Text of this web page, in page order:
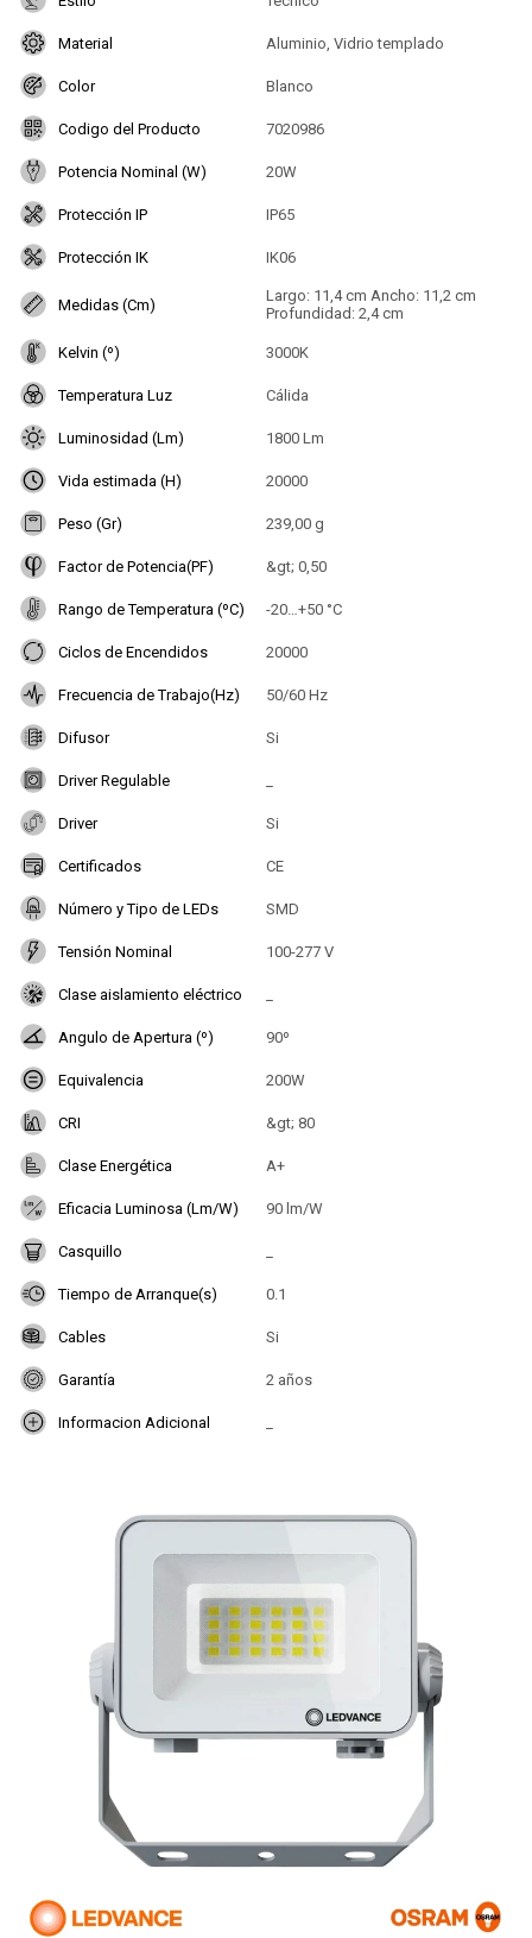
Material Aluminio, Vidrio templado
Color Blanco
Codigo del Producto 7020986
Potencia Nominal (W) 20W
Protección IP IP65
Protección IK IK06
Medidas (Cm)
Largo: 11,4 cm Ancho: 11,2 cm
Profundidad: 2,4 cm
Kelvin (º) 3000K
Temperatura Luz Cálida
Luminosidad (Lm) 1800 Lm
Vida estimada (H) 20000
Peso (Gr) 239,00 g
Factor de Potencia(PF) &gt; 0,50
Rango de Temperatura (ºC) -20…+50 °C
Ciclos de Encendidos 20000
Frecuencia de Trabajo(Hz) 50/60 Hz
Difusor Si
Driver Regulable
Driver Si
Certificados CE
Número y Tipo de LEDs SMD
Tensión Nominal 100-277 V
Clase aislamiento eléctrico
Angulo de Apertura (º) 90º
Equivalencia 200W
CRI &gt; 80
Clase Energética A+
Eficacia Luminosa (Lm/W) 90 lm/W
Casquillo
Tiempo de Arranque(s) 0.1
Cables Si
Garantía 2 años
Informacion Adicional